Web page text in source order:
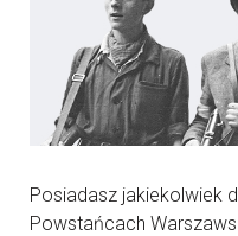
Posiadasz jakiekolwiek
Powstańcach